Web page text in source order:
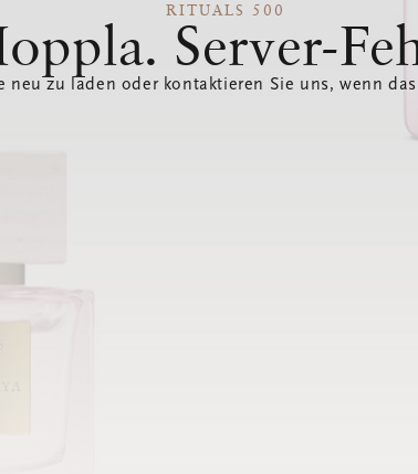
RITUALS 500
Server-
neu zu laden oder kontaktieren Sie uns, wenn